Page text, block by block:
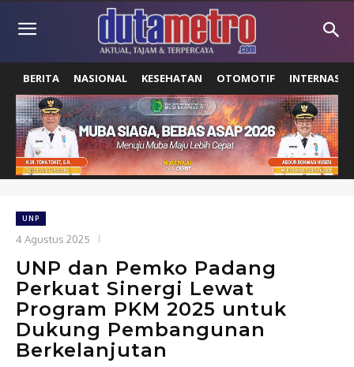
BERITA NASIONAL KESEHATAN OTOMOTIF
UNP
4 Agustus 2025
UNP dan Pemko Padang
Perkuat Sinergi Lewat
Program PKM 2025 untuk
Dukung Pembangunan
Berkelanjutan